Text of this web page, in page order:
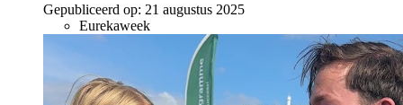
Gepubliceerd op: 21 augustus 2025
Eurekaweek